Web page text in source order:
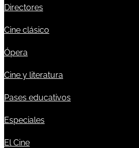
Directores
Cine clásico
Ópera
Cine y literatura
Pases educativos
Especiales
El Cine